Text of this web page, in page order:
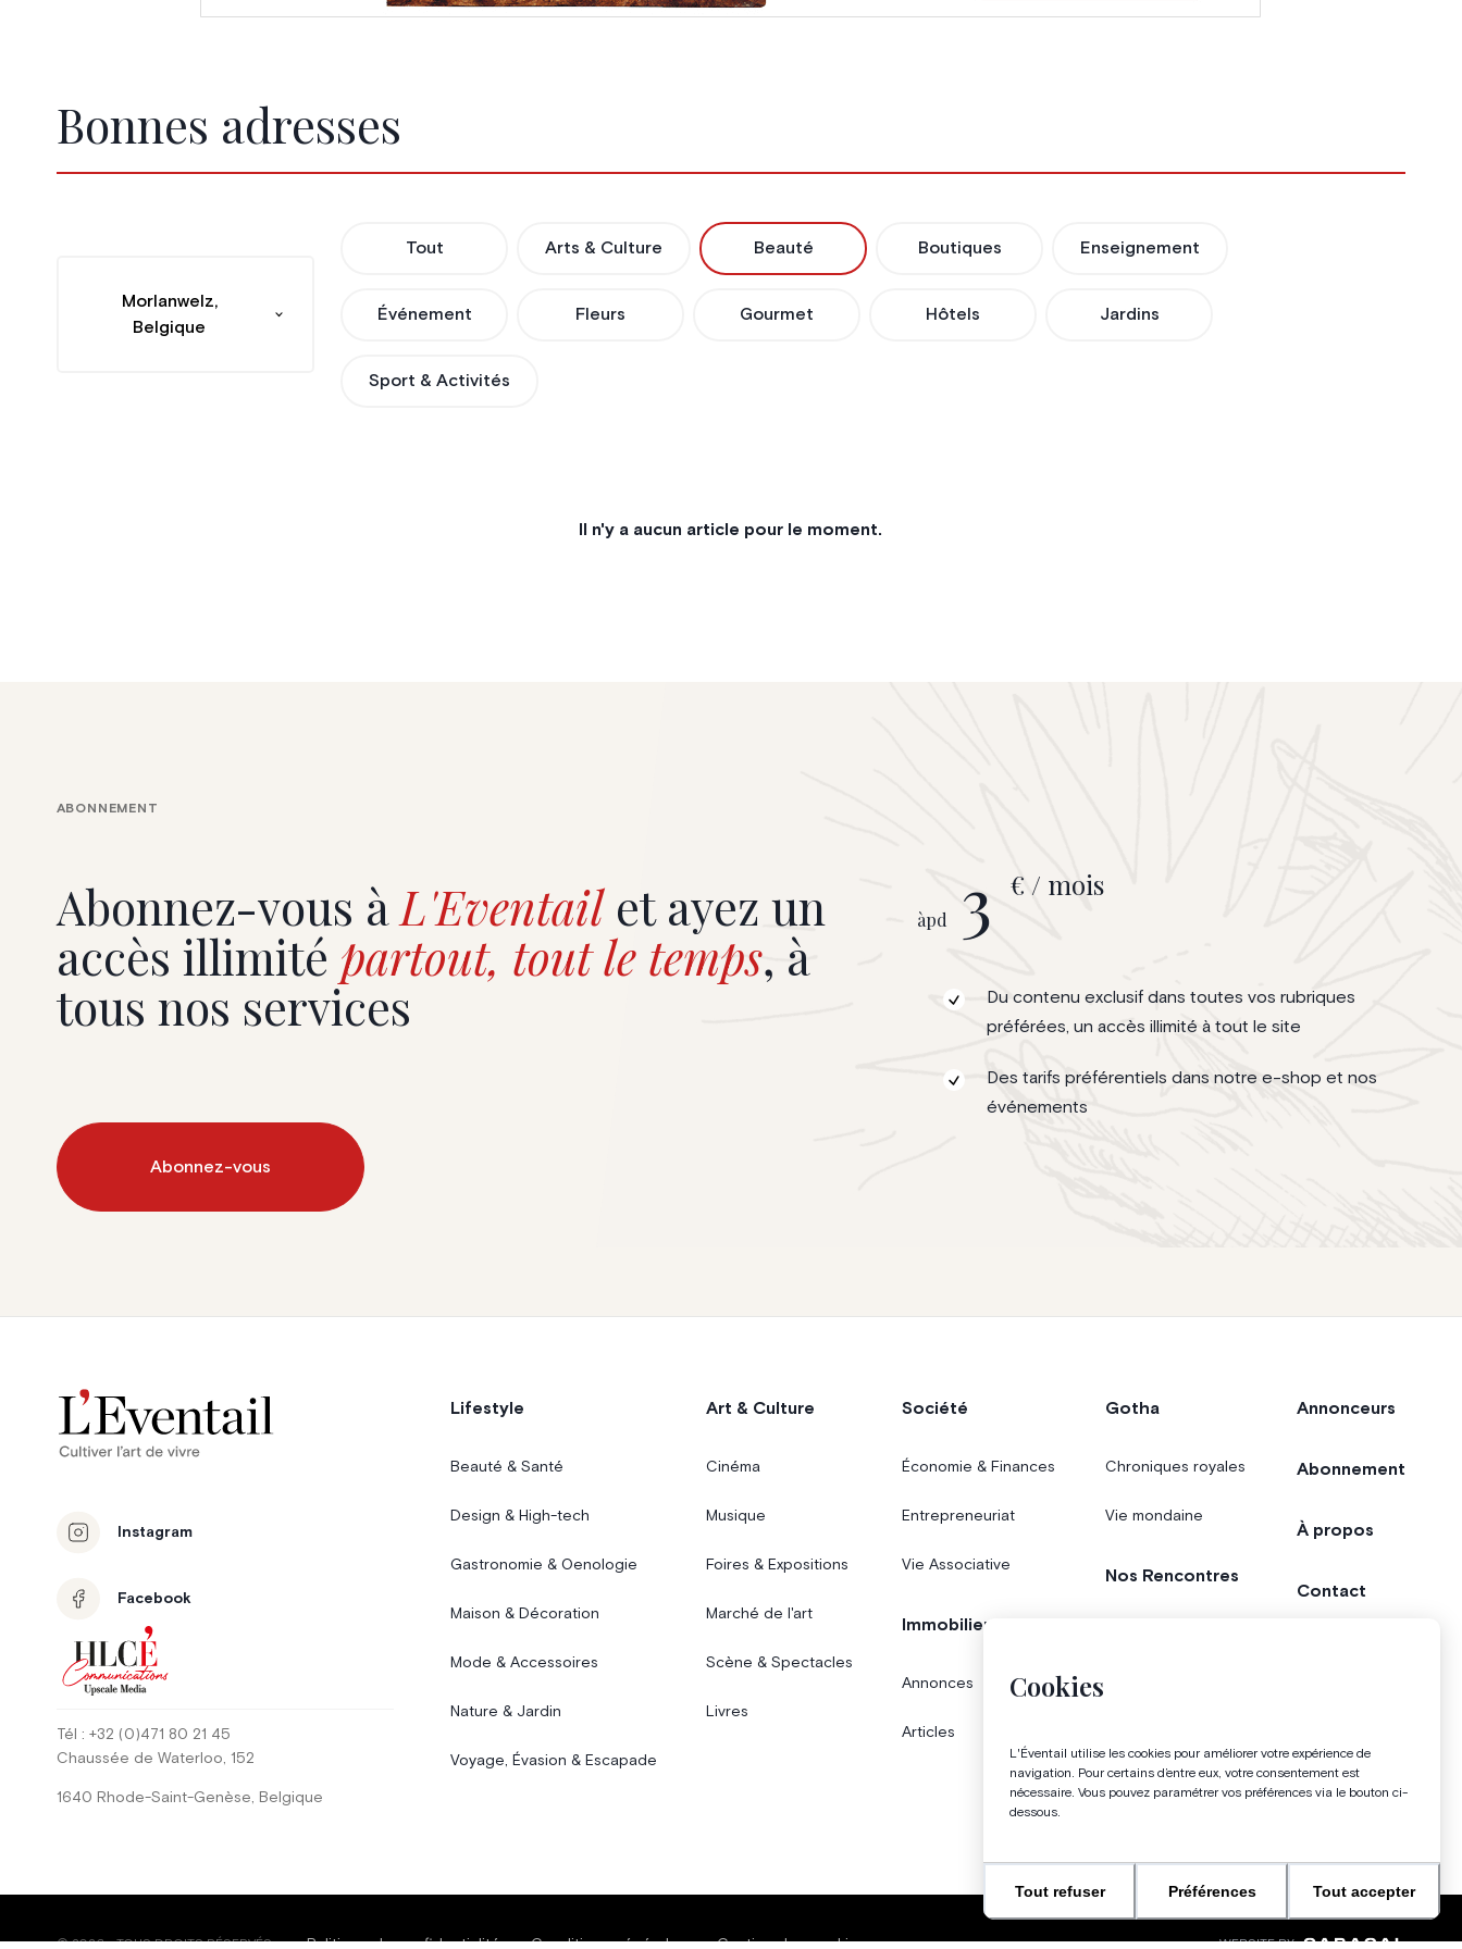
Bonnes adresses
Morlanwelz,
Belgique
Tout Arts & Culture Beauté Boutiques Enseignement
Événement Fleurs Gourmet Hôtels Jardins
Sport & Activités
Il n'y a aucun article pour le moment.
Cookies
L'Éventail utilise les cookies pour améliorer votre expérience de
navigation. Pour certains d’entre eux, votre consentement est
nécessaire. Vous pouvez paramétrer vos préférences via le bouton ci-
dessous.
Tout refuser Préférences Tout accepter
Abonnez-vous àL'Eventailet ayez un
accès illimité partout, tout le temps, à
tous nos services
ABONNEMENT
Abonnez-vous
àpd 3 € / mois
Du contenu exclusif dans toutes vos rubriques
préférées, un accès illimité à tout le site
Des tarifs préférentiels dans notre e-shop et nos
événements
Instagram
Facebook
Tél
: +32 (0)471 80 21 45
Chaussée de Waterloo , 152
1640 Rhode-Saint-Genèse Belgique
Lifestyle
Beauté & Santé
Design & High-tech
Gastronomie & Oenologie
Maison & Décoration
Mode & Accessoires
Nature & Jardin
Voyage, Évasion & Escapade
Art & Culture
Cinéma
Musique
Foires & Expositions
Marché de l'art
Scène & Spectacles
Livres
Société
Économie & Finances
Entrepreneuriat
Vie Associative
Immobilier
Annonces
Articles
Gotha
Chroniques royales
Vie mondaine
Nos Rencontres
Magazine
Annonceurs
Abonnement
À propos
Contact
©2026-TOUS DROITS RÉSERVÉS Politique de confidentialité Conditions générales Gestion des cookies WEBSITE BY